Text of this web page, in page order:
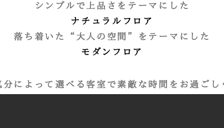
シンプルで上品さをテーマにした
ナチュラルフロア
落ち着いた“大人の空間”をテーマにした
モダンフロア
分によって選べる客室で素敵な時間をお過ごし